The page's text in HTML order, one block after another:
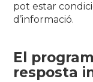
pot estar
d’informació.
El
resposta